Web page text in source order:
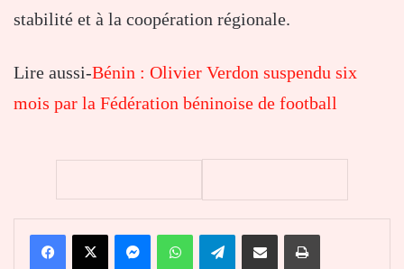
stabilité et à la coopération régionale.
Lire aussi-Bénin : Olivier Verdon suspendu six
mois par la Fédération béninoise de football
FacebookX MessengerWhatsAppTelegramPartager par email Imprimer